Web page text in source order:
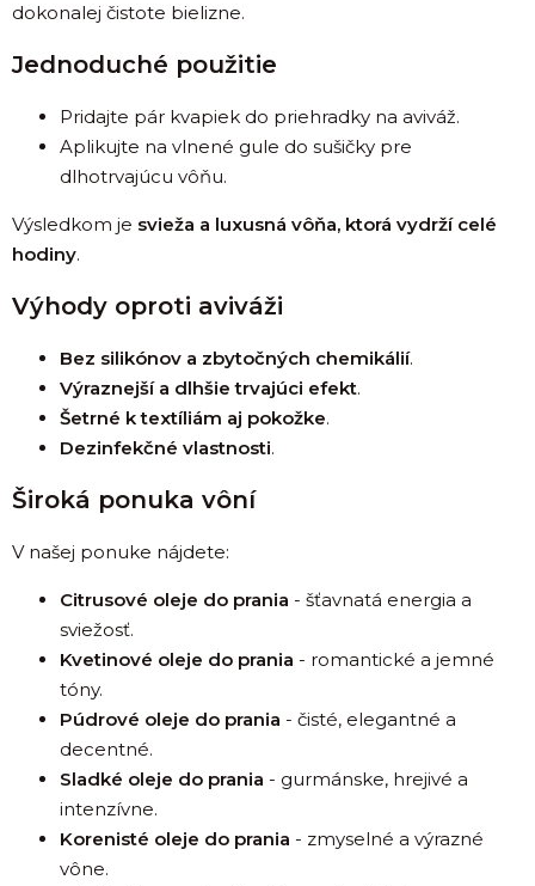
s
dokonalej čistote bielizne.
Jednoduché použitie
Pridajte pár kvapiek do priehradky na aviváž.
Aplikujte na vlnené gule do sušičky pre
dlhotrvajúcu vôňu.
Výsledkom je svieža a luxusná vôňa, ktorá vydrží celé
hodiny.
Výhody oproti aviváži
Bez silikónov a zbytočných chemikálií.
Výraznejší a dlhšie trvajúci efekt.
Šetrné k textíliám aj pokožke.
Dezinfekčné vlastnosti.
Široká ponuka vôní
V našej ponuke nájdete:
Citrusové oleje do prania - šťavnatá energia a
sviežosť.
Kvetinové oleje do prania - romantické a jemné
tóny.
Púdrové oleje do prania - čisté, elegantné a
decentné.
Sladké oleje do prania - gurmánske, hrejivé a
intenzívne.
Korenisté oleje do prania - zmyselné a výrazné
vône.